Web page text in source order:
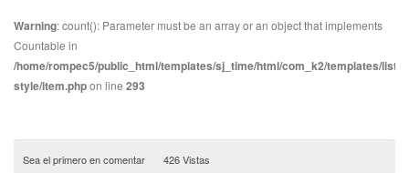
Warning: count(): Parameter must be an array or an object that implements
Countable in
/home/rompec5/public_html/templates/sj_time/html/com_k2/templates/
style/item.phpon line 293
Sea el primero en comentar 426 Vistas